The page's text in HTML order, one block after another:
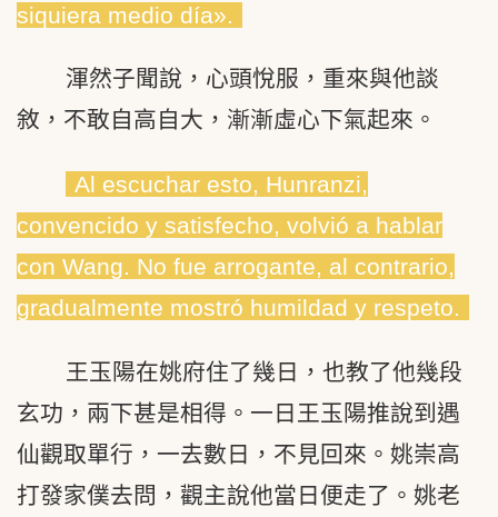
siquiera medio día».
渾然子聞說，心頭悅服，重來與他談
敘，不敢自高自大，漸漸虛心下氣起來。
Al escuchar esto, Hunranzi,
convencido y satisfecho, volvió a hablar
con Wang. No fue arrogante, al contrario,
gradualmente mostró humildad y respeto.
王玉陽在姚府住了幾日，也教了他幾段
玄功，兩下甚是相得。一日王玉陽推說到遇
仙觀取單行，一去數日，不見回來。姚崇高
打發家僕去問，觀主說他當日便走了。姚老